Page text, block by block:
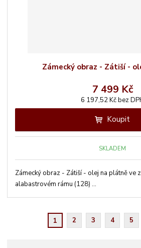
Zámecký obraz - Zátiší -
7 499 Kč
6 197,52 Kč bez
Koupit
SKLADEM
Zámecký obraz - Zátiší - olej na plátně ve
alabastrovém rámu (128) ...
1 2 3 4 5